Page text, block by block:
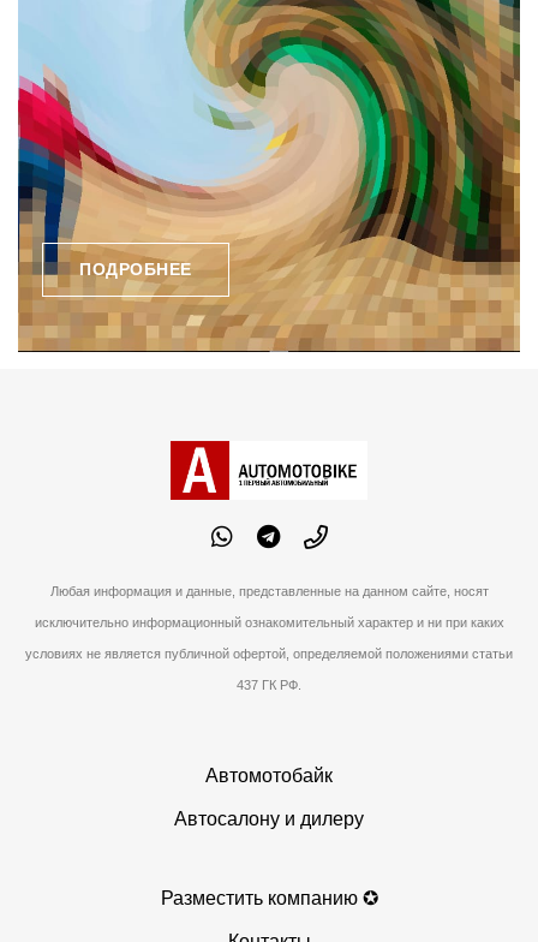
ПОДРОБНЕЕ
Любая информация и данные, представленные на данном сайте, носят
исключительно информационный ознакомительный характер и ни при каких
условиях не является публичной офертой, определяемой положениями статьи
437 ГК РФ.
Автомотобайк
Автосалону и дилеру
Разместить компанию ✪